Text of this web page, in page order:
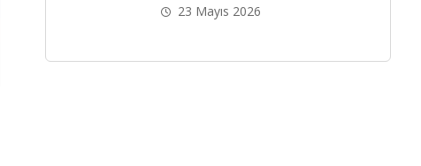
23 Mayıs 2026